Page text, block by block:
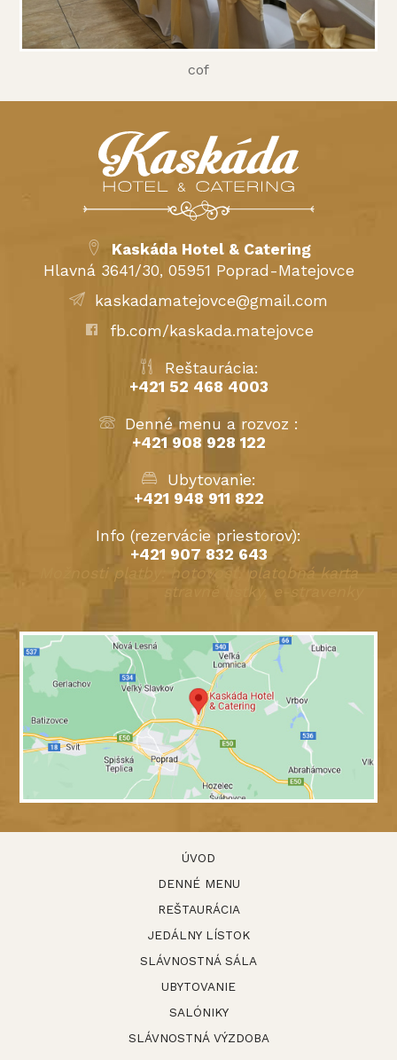
cof
Kaskáda Hotel & Catering
Hlavná 3641/30, 05951 Poprad-Matejovce
kaskadamatejovce@gmail.com
fb.com/kaskada.matejovce
Reštaurácia:
+421 52 468 4003
Denné menu a rozvoz :
+421 908 928 122
Ubytovanie:
+421 948 911 822
Info (rezervácie priestorov):
+421 907 832 643
Možnosti platby: hotovosť, platobná karta
stravné lístky, e-stravenky
ÚVOD
DENNÉ MENU
REŠTAURÁCIA
JEDÁLNY LÍSTOK
SLÁVNOSTNÁ SÁLA
UBYTOVANIE
SALÓNIKY
SLÁVNOSTNÁ VÝZDOBA